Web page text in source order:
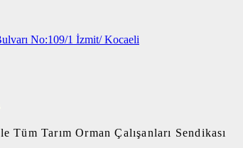
No:109/1 İzmit/ Kocaeli
Tarım Orman Çalışanları Sendikası